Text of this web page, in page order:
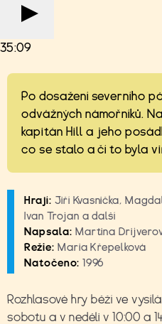
35:09
Po dosažení severního
odvážných námořníků.
kapitán Hill a jeho
co se stalo a čí to byla
Hrají: Jiří Kvasnička,
Ivan Trojan a další
Napsala: Martina
Režie: Maria Křepelková
Natočeno: 1996
Rozhlasové hry běží ve
sobotu a v neděli v 10:00 a